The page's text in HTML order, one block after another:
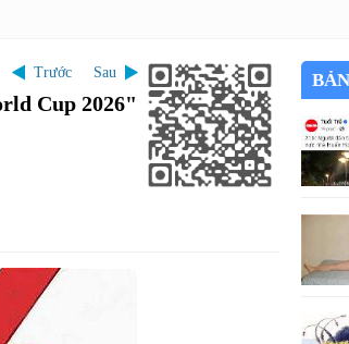
Trước Sau
Cup 2026"